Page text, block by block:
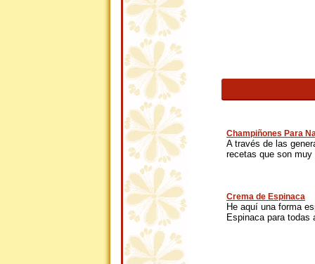
Champiñones Para
A través de las
recetas que son
Crema de Espinaca
He aquí una forma
Espinaca para todas